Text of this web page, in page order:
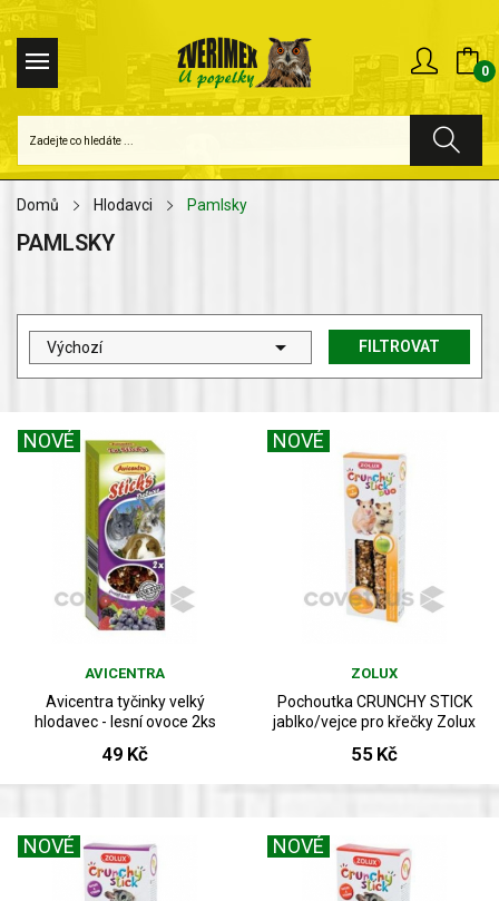
0
Domů Hlodavci Pamlsky
PAMLSKY
Výchozí  FILTROVAT
NOVÉ
AVICENTRA
Avicentra tyčinky velký
hlodavec - lesní ovoce 2ks
49 Kč
NOVÉ
ZOLUX
Pochoutka CRUNCHY STICK
jablko/vejce pro křečky Zolux
55 Kč
NOVÉ NOVÉ